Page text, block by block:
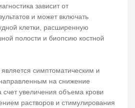
зависит от
и может включать
клетки, расширенную
полости и биопсию костной
симптоматическим и
на снижение
счет увеличения объема крови
растворов и стимулирования